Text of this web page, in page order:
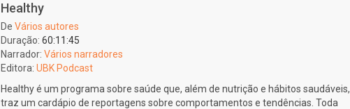
Healthy
De Vários autores
Duração: 60:11:45
Narrador: Vários narradores
Editora: UBK Podcast
Healthy é um programa sobre saúde que, além de nutrição e hábitos saudáveis,
traz um cardápio de reportagens sobre comportamentos e tendências. Toda